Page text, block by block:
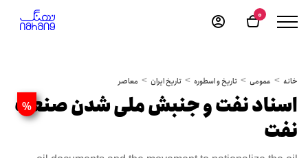
0
خانه عمومی تاریخ و اسطوره تاریخ ایران معاصر
%
اسناد نفت و جنبش ملی شدن صنعت
نفت